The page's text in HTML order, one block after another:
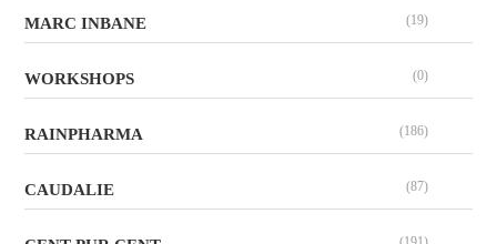
MARC INBANE (19)
WORKSHOPS (0)
RAINPHARMA (186)
CAUDALIE (87)